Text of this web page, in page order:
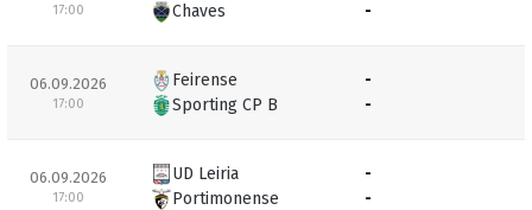
17:00
Chaves
-
06.09.2026
17:00
Feirense
Sporting CP B
-
-
06.09.2026
17:00
UD Leiria
Portimonense
-
-